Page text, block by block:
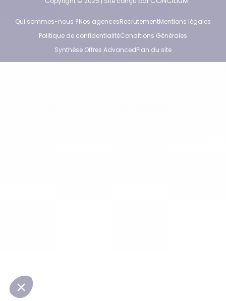
Qui sommes-nous ?Nos agencesRecrutementMentions légales
Politique de confidentialitéConditions Générales
Synthèse Offres AdvancedPlan du site